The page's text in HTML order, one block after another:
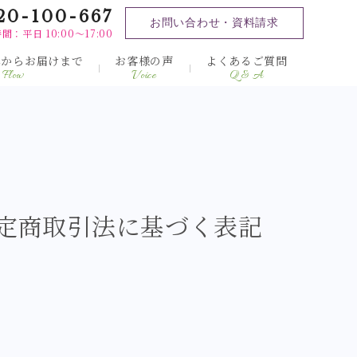
100-667
間：平日 10:00～17:00
お問い合わせ・資料請求
らお届けまで
Flow
お客様の声
Voice
よくあるご質問
Q & A
商取引法に基づく表記